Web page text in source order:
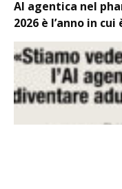
AI agentica nel
2026 è l’anno in